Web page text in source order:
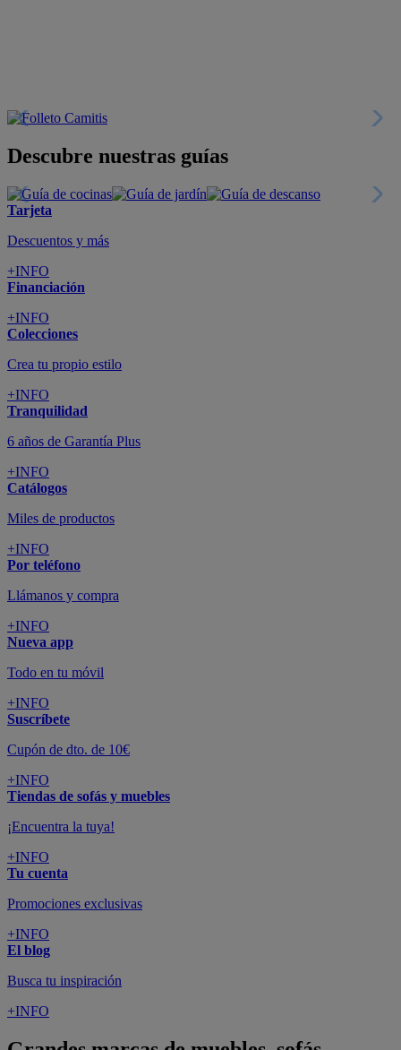
Descubre nuestras guías
Tarjeta
Descuentos y más
+INFO
Financiación
+INFO
Colecciones
Crea tu propio estilo
+INFO
Tranquilidad
6 años de Garantía Plus
+INFO
Catálogos
Miles de productos
+INFO
Por teléfono
Llámanos y compra
+INFO
Nueva app
Todo en tu móvil
+INFO
Suscríbete
Cupón de dto. de 10€
+INFO
Tiendas de sofás y muebles
¡Encuentra la tuya!
+INFO
Tu cuenta
Promociones exclusivas
+INFO
El blog
Busca tu inspiración
+INFO